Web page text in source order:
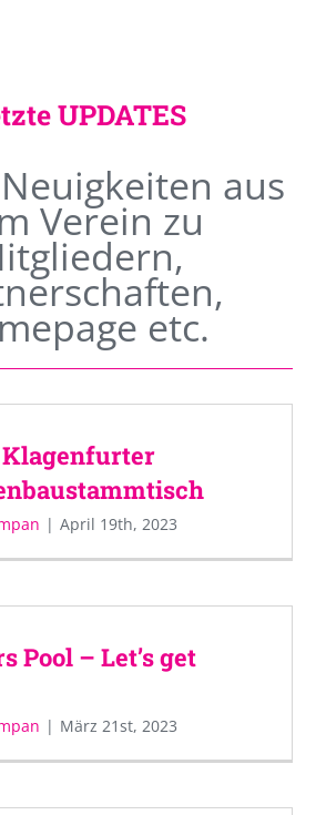
UPDATES
aus
Verein zu
etc.
Klagenfurter
| April 19th, 2023
Pool – Let’s get
| März 21st, 2023